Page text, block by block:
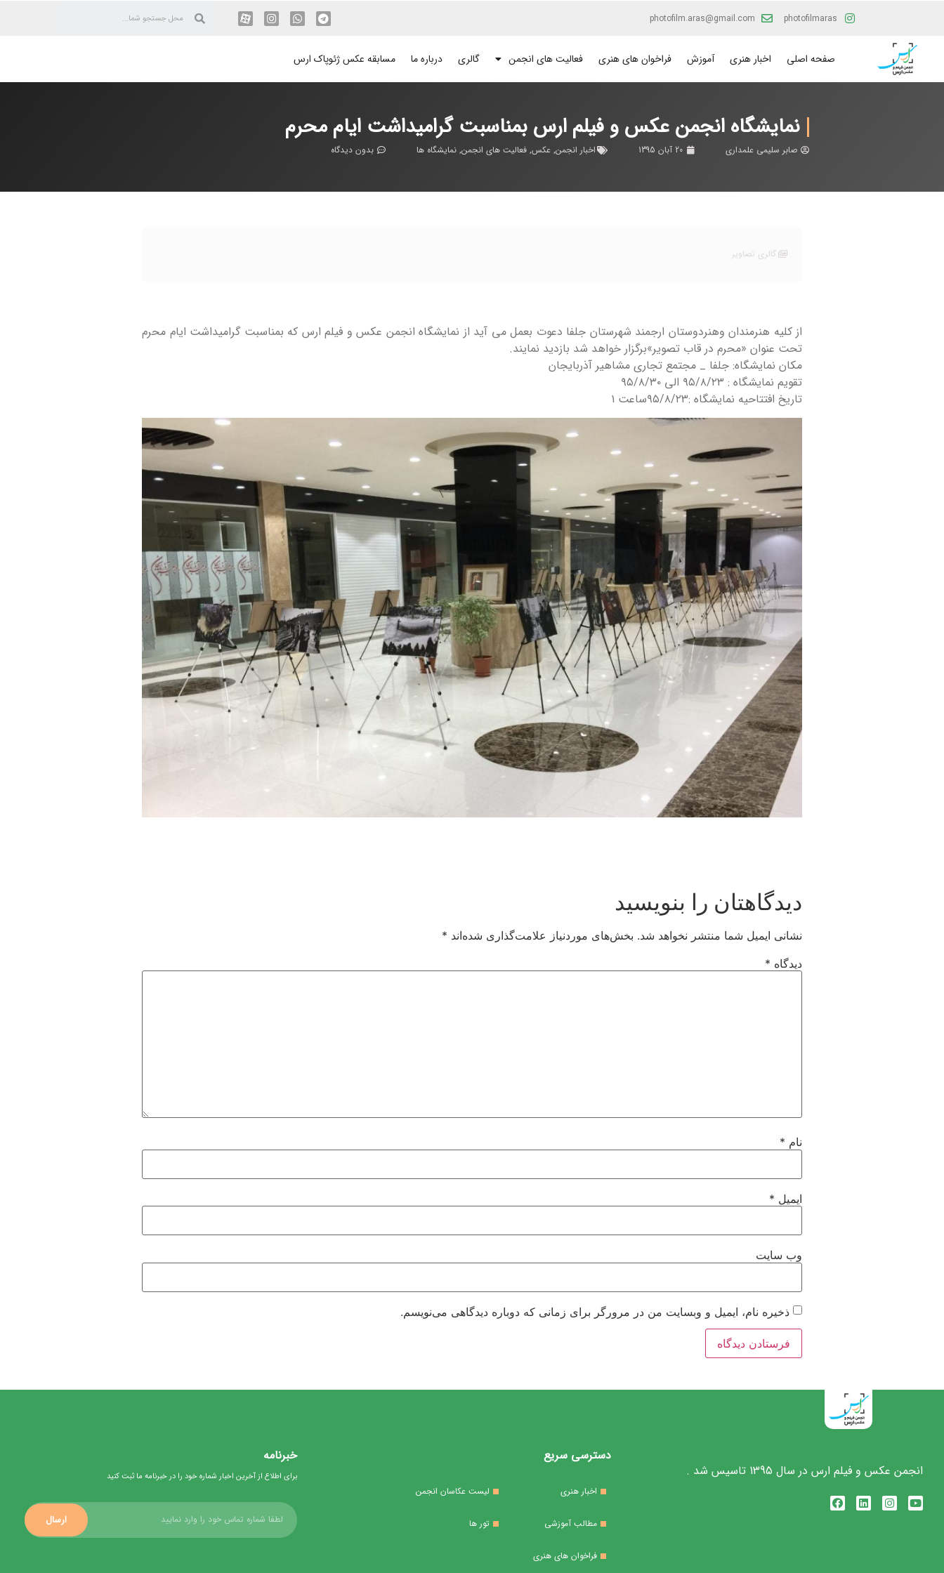
photofilmaras
photofilm.aras@gmail.com
صفحه اصلی اخبار هنری آموزش فراخوان های هنری فعالیت های انجمن گالری درباره ما مسابقه عکس ژئوپاک ارس
نمایشگاه انجمن عکس و فیلم ارس بمناسبت گرامیداشت ایام محرم
صابر سلیمی علمداری 20 آبان 1395 اخبار انجمن, عکس, فعالیت های انجمن, نمایشگاه ها بدون دیدگاه
گالری تصاویر
از کلیه هنرمندان و‌هنردوستان ارجمند شهرستان جلفا دعوت بعمل می آید از نمایشگاه انجمن عکس و فیلم ارس که بمناسبت گرامیداشت ایام محرم
تحت عنوان «محرم در قاب تصویر»برگزار خواهد شد بازدید نمایند.
مکان نمایشگاه: جلفا _ مجتمع تجاری مشاهیر آذربایجان
تقویم نمایشگاه : ۹۵/۸/۲۳ الی ۹۵/۸/۳۰
تاریخ افتتاحیه نمایشگاه :۹۵/۸/۲۳ساعت ۱
دیدگاهتان را بنویسید
نشانی ایمیل شما منتشر نخواهد شد. بخش‌های موردنیاز علامت‌گذاری شده‌اند *
دیدگاه *
نام *
ایمیل *
وب‌ سایت
ذخیره نام، ایمیل و وبسایت من در مرورگر برای زمانی که دوباره دیدگاهی می‌نویسم.
انجمن عکس و فیلم ارس در سال 1395 تاسیس شد .
دسترسی سریع
اخبار هنری
مطالب آموزشی
فراخوان های هنری
لیست عکاسان انجمن
تور ها
خبرنامه
برای اطلاع از آخرین اخبار شماره خود را در خبرنامه ما ثبت کنید
ارسال